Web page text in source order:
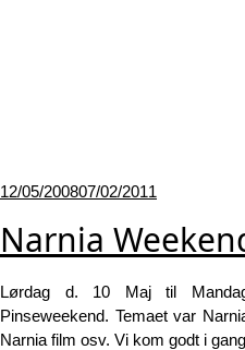
Udgivet
12/05/200807/02/2011
Narnia
Lørdag d. 10 Maj til
Pinseweekend. Temaet var
Narnia film osv. Vi kom godt i